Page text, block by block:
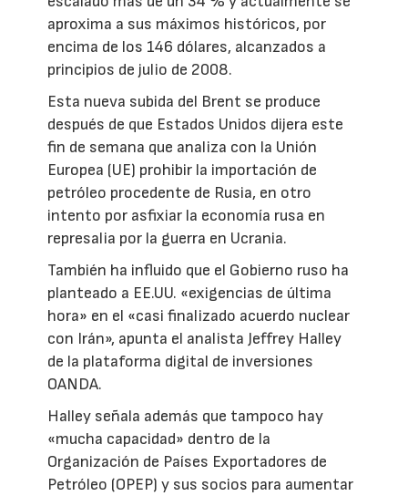
aproxima a sus máximos históricos, por
encima de los 146 dólares, alcanzados a
principios de julio de 2008.
Esta nueva subida del Brent se produce
después de que Estados Unidos dijera este
fin de semana que analiza con la Unión
Europea (UE) prohibir la importación de
petróleo procedente de Rusia, en otro
intento por asfixiar la economía rusa en
represalia por la guerra en Ucrania.
También ha influido que el Gobierno ruso ha
planteado a EE.UU. «exigencias de última
hora» en el «casi finalizado acuerdo nuclear
con Irán», apunta el analista Jeffrey Halley
de la plataforma digital de inversiones
OANDA.
Halley señala además que tampoco hay
«mucha capacidad» dentro de la
Organización de Países Exportadores de
Petróleo (OPEP) y sus socios para aumentar